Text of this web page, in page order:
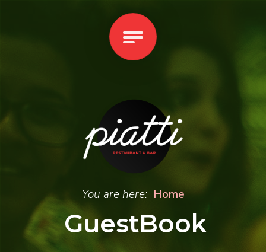
You are here: Home
GuestBook